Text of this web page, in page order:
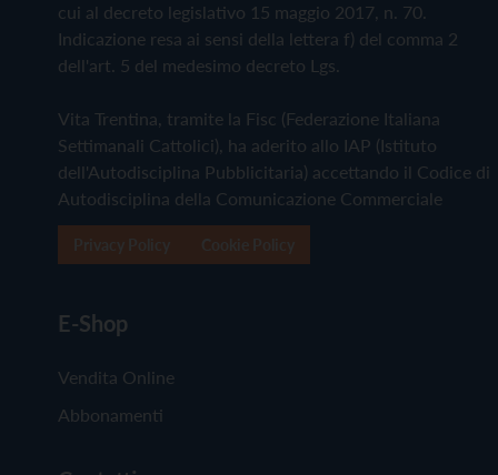
cui al decreto legislativo 15 maggio 2017, n. 70.
Indicazione resa ai sensi della lettera f) del comma 2
dell'art. 5 del medesimo decreto Lgs.
Vita Trentina, tramite la Fisc (Federazione Italiana
Settimanali Cattolici), ha aderito allo IAP (Istituto
dell'Autodisciplina Pubblicitaria) accettando il Codice di
Autodisciplina della Comunicazione Commerciale
E-Shop
Vendita Online
Abbonamenti